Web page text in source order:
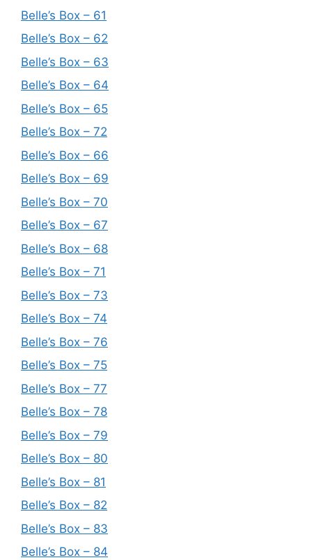
Belle’s Box – 61
Belle’s Box – 62
Belle’s Box – 63
Belle’s Box – 64
Belle’s Box – 65
Belle’s Box – 72
Belle’s Box – 66
Belle’s Box – 69
Belle’s Box – 70
Belle’s Box – 67
Belle’s Box – 68
Belle’s Box – 71
Belle’s Box – 73
Belle’s Box – 74
Belle’s Box – 76
Belle’s Box – 75
Belle’s Box – 77
Belle’s Box – 78
Belle’s Box – 79
Belle’s Box – 80
Belle’s Box – 81
Belle’s Box – 82
Belle’s Box – 83
Belle’s Box – 84